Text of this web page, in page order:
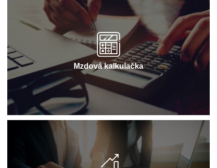
Mzdová kalkulačka